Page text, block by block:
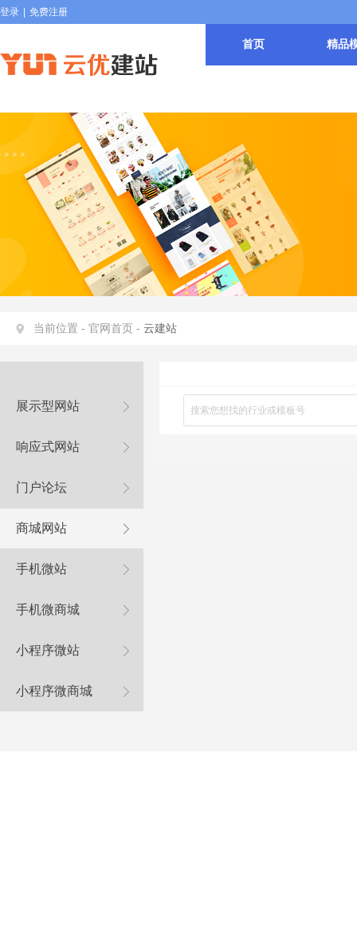
首页 精品
登录 免费注册
当前位置 - 官网首页 - 云建站
展示型网站
响应式网站
门户论坛
商城网站
手机微站
手机微商城
小程序微站
小程序微商城